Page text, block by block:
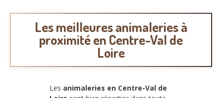
Les meilleures animaleries à
proximité en Centre-Val de
Loire
Les animaleries en Centre-Val de